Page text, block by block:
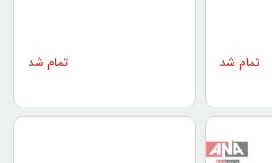
تمام شد تمام شد